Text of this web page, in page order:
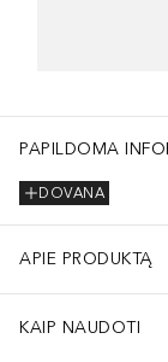
PAPILDOMA
DOVANA
APIE PRODUKTĄ
KAIP NAUDOTI